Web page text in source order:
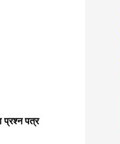
पत्र